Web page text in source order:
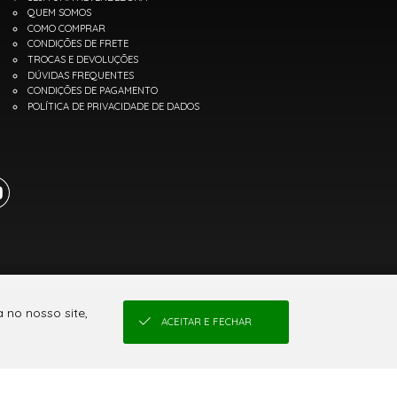
QUEM SOMOS
COMO COMPRAR
CONDIÇÕES DE FRETE
TROCAS E DEVOLUÇÕES
DÚVIDAS FREQUENTES
CONDIÇÕES DE PAGAMENTO
POLÍTICA DE PRIVACIDADE DE DADOS
no nosso site,
ACEITAR E FECHAR